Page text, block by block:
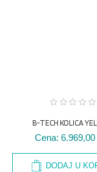
B-TECH KOLICA
Cena:
DODAJ U